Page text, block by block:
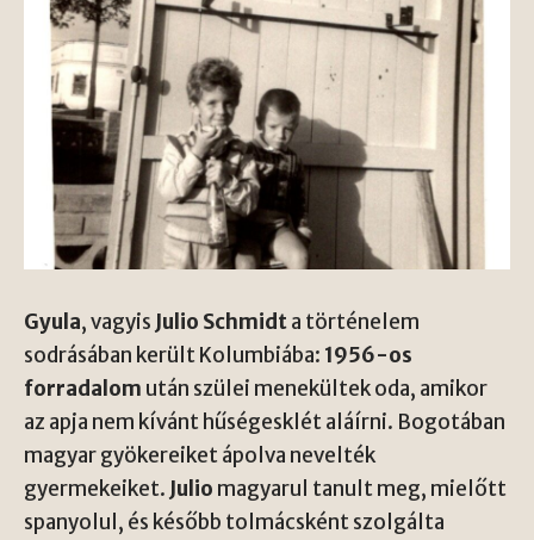
Gyula, vagyis Julio Schmidta történelem
sodrásában került Kolumbiába: 1956-os
forradalom után szülei menekültek oda, amikor
az apja nem kívánt hűségesklét aláírni. Bogotában
magyar gyökereiket ápolva nevelték
gyermekeiket. Julio magyarul tanult meg, mielőtt
spanyolul, és később tolmácsként szolgálta